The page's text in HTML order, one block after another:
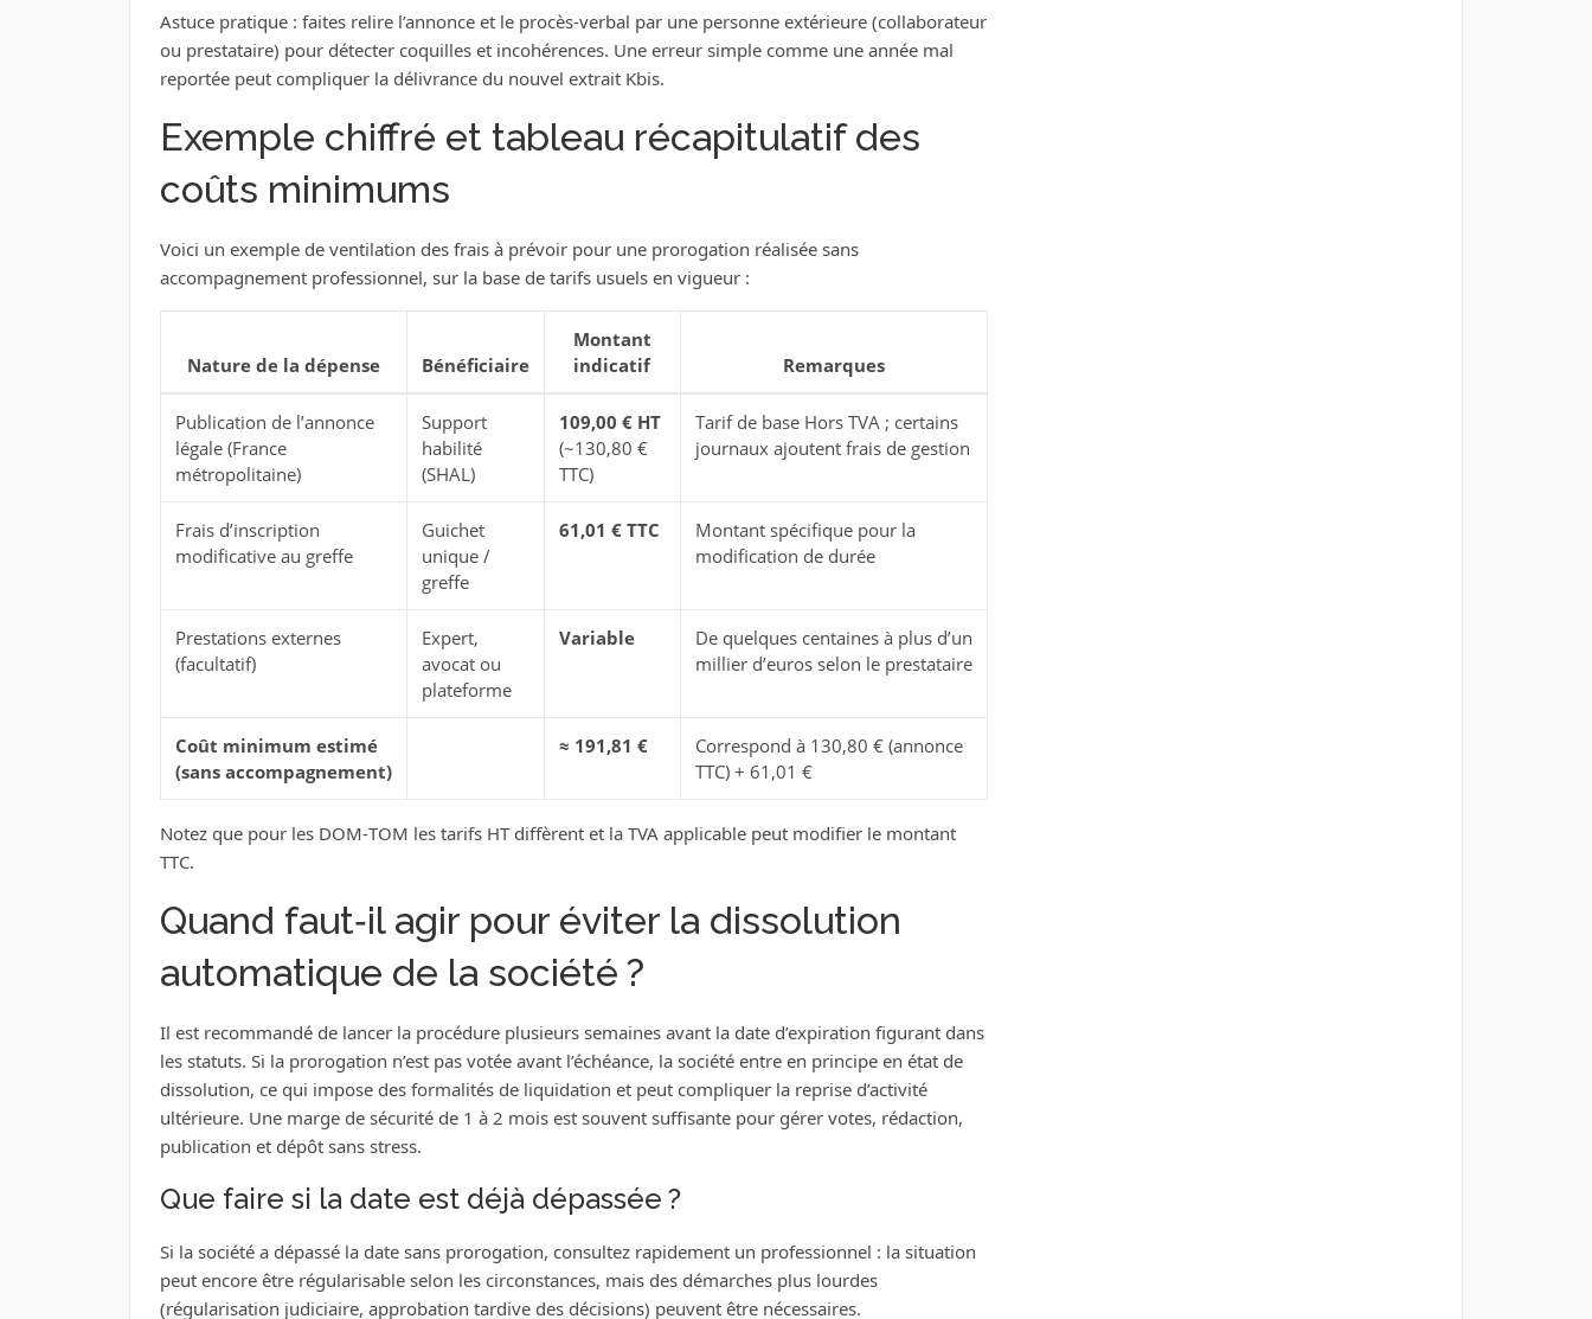
Astuce pratique : faites relire l’annonce et le procès‑verbal par une personne extérieure (collaborateur
ou prestataire) pour détecter coquilles et incohérences. Une erreur simple comme une année mal
reportée peut compliquer la délivrance du nouvel extrait Kbis.
Exemple chiffré et tableau récapitulatif des
coûts minimums
Voici un exemple de ventilation des frais à prévoir pour une prorogation réalisée sans
accompagnement professionnel, sur la base de tarifs usuels en vigueur :
Nature de la dépense Bénéficiaire
Montant
indicatif
Remarques
Publication de l’annonce
légale (France
métropolitaine)
Support
habilité
(SHAL)
109,00 € HT
(~130,80 €
TTC)
Tarif de base Hors TVA ; certains
journaux ajoutent frais de gestion
Frais d’inscription
modificative au greffe
Guichet
unique /
greffe
61,01 € TTC
Montant spécifique pour la
modification de durée
Prestations externes
(facultatif)
Expert,
avocat ou
plateforme
Variable
De quelques centaines à plus d’un
millier d’euros selon le prestataire
Coût minimum estimé
(sans accompagnement)
≈ 191,81 €
Correspond à 130,80 € (annonce
TTC) + 61,01 €
Notez que pour les DOM‑TOM les tarifs HT diffèrent et la TVA applicable peut modifier le montant
TTC.
Quand faut‑il agir pour éviter la dissolution
automatique de la société ?
Il est recommandé de lancer la procédure plusieurs semaines avant la date d’expiration figurant dans
les statuts. Si la prorogation n’est pas votée avant l’échéance, la société entre en principe en état de
dissolution, ce qui impose des formalités de liquidation et peut compliquer la reprise d’activité
ultérieure. Une marge de sécurité de 1 à 2 mois est souvent suffisante pour gérer votes, rédaction,
publication et dépôt sans stress.
Que faire si la date est déjà dépassée ?
Si la société a dépassé la date sans prorogation, consultez rapidement un professionnel : la situation
peut encore être régularisable selon les circonstances, mais des démarches plus lourdes
(régularisation judiciaire, approbation tardive des décisions) peuvent être nécessaires.